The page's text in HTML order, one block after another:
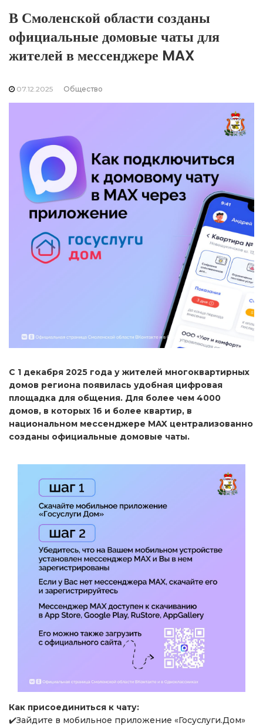
В Смоленской области созданы
официальные домовые чаты для
жителей в мессенджере MAX
07.12.2025 Общество
С 1 декабря 2025 года у жителей многоквартирных
домов региона появилась удобная цифровая
площадка для общения. Для более чем 4000
домов, в которых 16 и более квартир, в
национальном мессенджере MAX централизованно
созданы официальные домовые чаты.
Как присоединиться к чату:
✔️Зайдите в мобильное приложение «Госуслуги.Дом»